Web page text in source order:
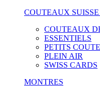
COUTEAUX
COUTEAUX
ESSENTIELS
PETITS
PLEIN AIR
SWISS CARDS
MONTRES